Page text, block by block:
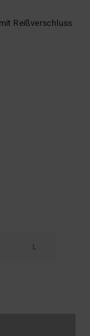
Reißverschluss
L